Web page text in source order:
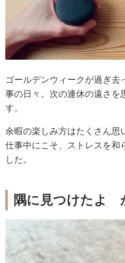
ゴールデンウィークが過ぎ
事の日々。次の連休の遠さを
す。
余暇の楽しみ方はたくさん思
仕事中にこそ、ストレスを和
した。
隅に見つけたよ